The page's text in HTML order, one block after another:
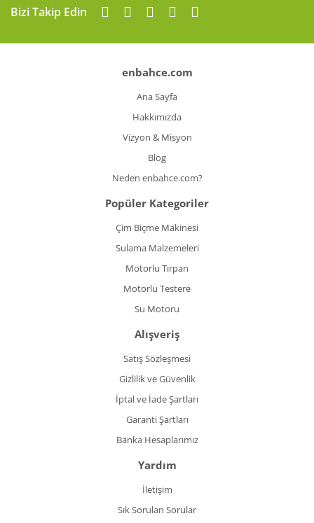
Bizi Takip Edin
enbahce.com
Ana Sayfa
Hakkımızda
Vizyon & Misyon
Blog
Neden enbahce.com?
Popüler Kategoriler
Çim Biçme Makinesi
Sulama Malzemeleri
Motorlu Tırpan
Motorlu Testere
Su Motoru
Alışveriş
Satış Sözleşmesi
Gizlilik ve Güvenlik
İptal ve İade Şartları
Garanti Şartları
Banka Hesaplarımız
Yardım
İletişim
Sık Sorulan Sorular